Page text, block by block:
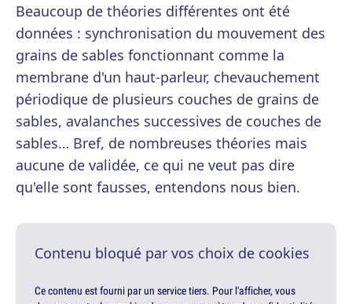
Beaucoup de théories différentes ont été
données : synchronisation du mouvement des
grains de sables fonctionnant comme la
membrane d'un haut-parleur, chevauchement
périodique de plusieurs couches de grains de
sables, avalanches successives de couches de
sables… Bref, de nombreuses théories mais
aucune de validée, ce qui ne veut pas dire
qu'elle sont fausses, entendons nous bien.
Contenu bloqué par vos choix de cookies
Ce contenu est fourni par un service tiers. Pour l'afficher, vous